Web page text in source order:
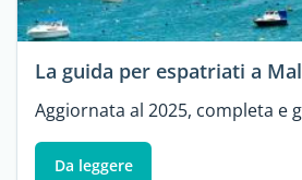
La guida per espatriati a
Aggiornata al 2025, completa e
Da leggere